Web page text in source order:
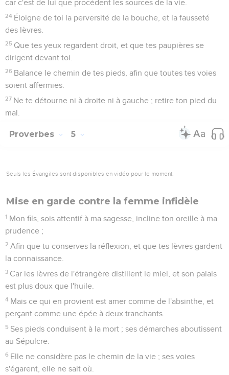
car c'est de lui que procèdent les sources de la vie.
24 Éloigne de toi la perversité de la bouche, et la fausseté
des lèvres.
25 Que tes yeux regardent droit, et que tes paupières se
dirigent devant toi.
26 Balance le chemin de tes pieds, afin que toutes tes voies
soient affermies.
27 Ne te détourne ni à droite ni à gauche ; retire ton pied du
mal.
Proverbes 5
Seuls les Évangiles sont disponibles en vidéo pour le moment.
Mise en garde contre la femme infidèle
1 Mon fils, sois attentif à ma sagesse, incline ton oreille à ma
prudence ;
2 Afin que tu conserves la réflexion, et que tes lèvres gardent
la connaissance.
3 Car les lèvres de l'étrangère distillent le miel, et son palais
est plus doux que l'huile.
4 Mais ce qui en provient est amer comme de l'absinthe, et
perçant comme une épée à deux tranchants.
5 Ses pieds conduisent à la mort ; ses démarches aboutissent
au Sépulcre.
6 Elle ne considère pas le chemin de la vie ; ses voies
s'égarent, elle ne sait où.